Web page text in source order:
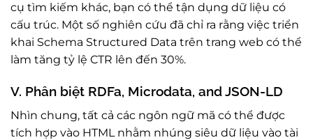
cụ tìm kiếm khác, bạn có thể tận dụng dữ liệu có
cấu trúc. Một số nghiên cứu đã chỉ ra rằng việc triển
khai Schema Structured Data trên trang web có thể
làm tăng tỷ lệ CTR lên đến 30%.
V. Phân biệt RDFa, Microdata, and JSON-LD
Nhìn chung, tất cả các ngôn ngữ mã có thể được
tích hợp vào HTML nhằm nhúng siêu dữ liệu vào tài